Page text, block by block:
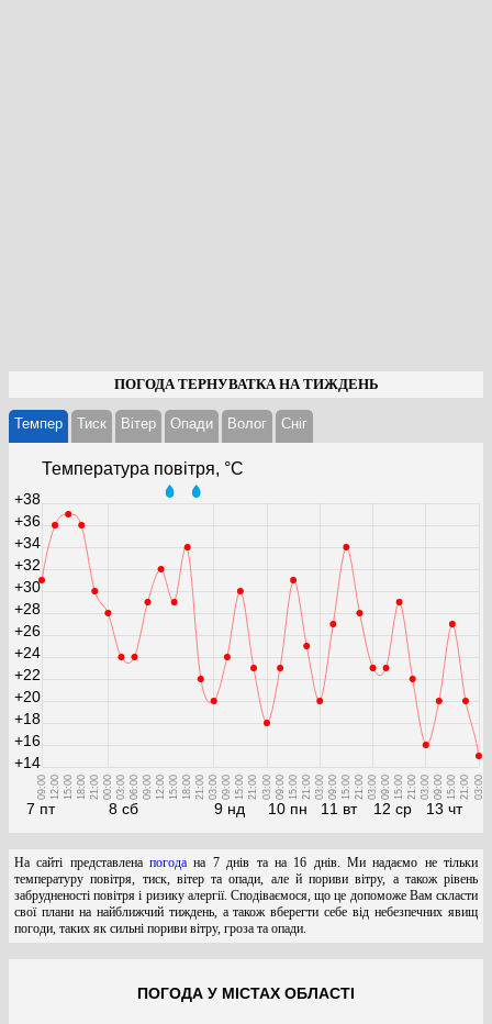
ПОГОДА ТЕРНУВАТКА НА ТИЖДЕНЬ
Темпер Тиск Вітер Опади Волог Cніг
Температура повітря, °С
7 пт
09:00 12:00 15:00 18:00 21:00
8 сб
00:00 03:00 06:00 09:00 12:00 15:00 18:00 21:00
9 нд
03:00 09:00 15:00 21:00
10 пн
03:00 09:00 15:00 21:00
11 вт
03:00 09:00 15:00 21:00
12 ср
03:00 09:00 15:00 21:00
13 чт
03:00 09:00 15:00 21:00 03:00
+14
+16
+18
+20
+22
+24
+26
+28
+30
+32
+34
+36
+38
На сайті представленапогода на 7 днів та на 16 днів. Ми надаємо не тільки
температуру повітря, тиск, вітер та опади, але й пориви вітру, а також рівень
забрудненості повітря і ризику алергії. Сподіваємося, що це допоможе Вам скласти
свої плани на найближчий тиждень, а також вберегти себе від небезпечних явищ
погоди, таких як сильні пориви вітру, гроза та опади.
ПОГОДА У МІСТАХ ОБЛАСТІ